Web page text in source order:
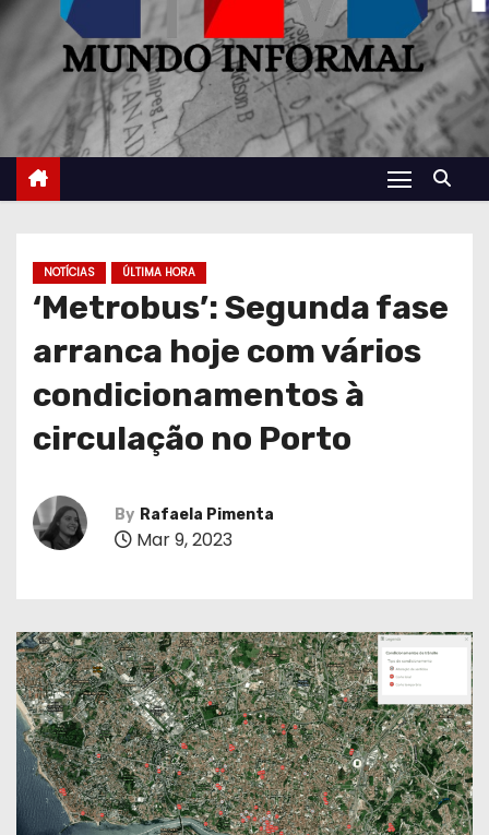
NOTÍCIAS ÚLTIMA HORA
‘Metrobus’: Segunda fase
arranca hoje com vários
condicionamentos à
circulação no Porto
By Rafaela Pimenta
Mar 9, 2023